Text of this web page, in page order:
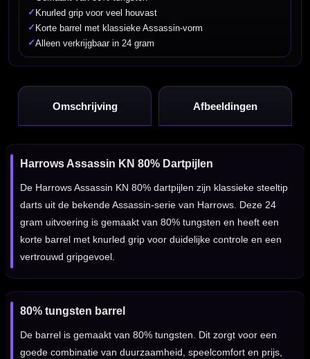
✓ Knurled grip voor veel houvast
✓ Korte barrel met klassieke Assassin-vorm
✓Alleen verkrijgbaar in 24 gram
Omschrijving Afbeeldingen
Harrows Assassin KN 80% Dartpijlen
De Harrows Assassin KN 80% dartpijlen zijn klassieke steeltip
darts uit de bekende Assassin-serie van Harrows. Deze 24
gram uitvoering is gemaakt van 80% tungsten en heeft een
korte barrel met knurled grip voor duidelijke controle en een
vertrouwd gripgevoel.
80% tungsten barrel
De barrel is gemaakt van 80% tungsten. Dit zorgt voor een
goede combinatie van duurzaamheid, speelcomfort en prijs,